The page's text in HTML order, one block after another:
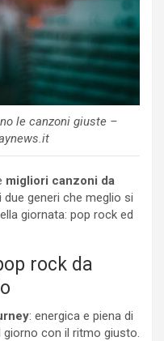
le canzoni giuste –
migliori canzoni da
due generi che meglio si
giornata: pop rock ed
rock da
: energica e piena di
giorno con il ritmo giusto.